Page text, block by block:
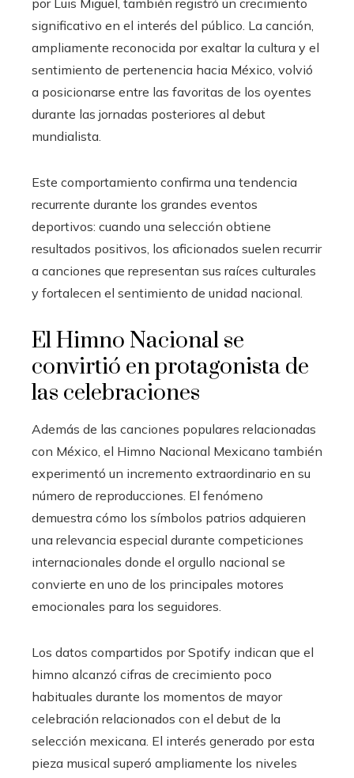
significativo en el interés del público. La canción,
ampliamente reconocida por exaltar la cultura y el
sentimiento de pertenencia hacia México, volvió
a posicionarse entre las favoritas de los oyentes
durante las jornadas posteriores al debut
mundialista.
Este comportamiento confirma una tendencia
recurrente durante los grandes eventos
deportivos: cuando una selección obtiene
resultados positivos, los aficionados suelen recurrir
a canciones que representan sus raíces culturales
y fortalecen el sentimiento de unidad nacional.
El Himno Nacional se
convirtió en protagonista de
las celebraciones
Además de las canciones populares relacionadas
con México, el Himno Nacional Mexicano también
experimentó un incremento extraordinario en su
número de reproducciones. El fenómeno
demuestra cómo los símbolos patrios adquieren
una relevancia especial durante competiciones
internacionales donde el orgullo nacional se
convierte en uno de los principales motores
emocionales para los seguidores.
Los datos compartidos por Spotify indican que el
himno alcanzó cifras de crecimiento poco
habituales durante los momentos de mayor
celebración relacionados con el debut de la
selección mexicana. El interés generado por esta
pieza musical superó ampliamente los niveles